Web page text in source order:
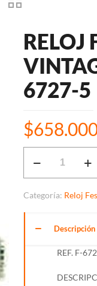
RELOJ
6727-5
$
VINTAGE
HOMBRE
Categoría: Reloj
Descripción
REF. F-